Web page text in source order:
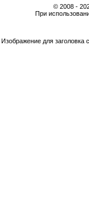
© 2008 -
При
Изображение для